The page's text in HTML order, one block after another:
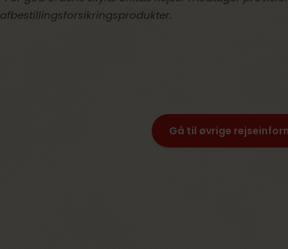
afbestillingsforsikringsprodukter.
Gå til øvrige